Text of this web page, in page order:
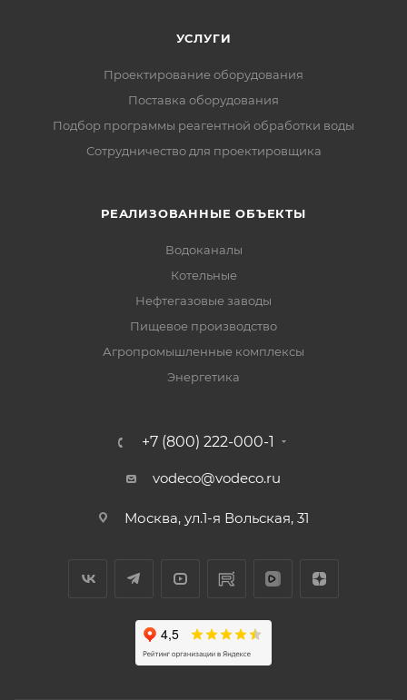
УСЛУГИ
Проектирование оборудования
Поставка оборудования
Подбор программы реагентной обработки воды
Сотрудничество для проектировщика
РЕАЛИЗОВАННЫЕ ОБЪЕКТЫ
Водоканалы
Котельные
Нефтегазовые заводы
Пищевое производство
Агропромышленные комплексы
Энергетика
+7 (800) 222-000-1
vodeco@vodeco.ru
Москва, ул.1-я Вольская, 31